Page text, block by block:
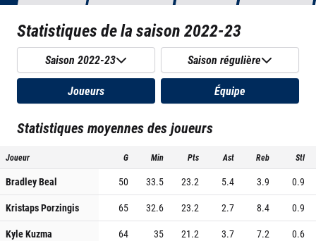
Statistiques de la saison2022-23
Saison 2022-23 Saison régulière
Joueurs Équipe
Statistiques moyennes des joueurs
Joueur G Min Pts Ast Reb Stl
Bradley Beal 50 33.5 23.2 5.4 3.9
0.9
Kristaps Porzingis
65 32.6 23.2 2.7 8.4
0.9
Kyle Kuzma
64 35 21.2 3.7 7.2
0.6